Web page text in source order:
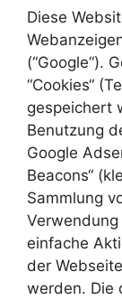
Diese
(“Google“).
“Cookies“
gespeichert
Benutzung
Google
Beacons“
Sammlung
einfache
der
werden. Die